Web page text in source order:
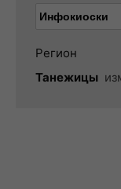
Регион
Танежицы